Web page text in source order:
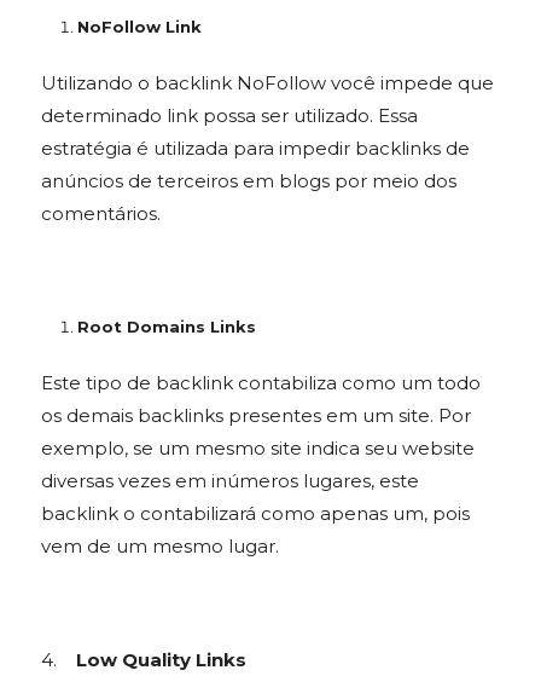
NoFollow Link
Utilizando o backlink NoFollow você impede que
determinado link possa ser utilizado. Essa
estratégia é utilizada para impedir backlinks de
anúncios de terceiros em blogs por meio dos
comentários.
Root Domains Links
Este tipo de backlink contabiliza como um todo
os demais backlinks presentes em um site. Por
exemplo, se um mesmo site indica seu website
diversas vezes em inúmeros lugares, este
backlink o contabilizará como apenas um, pois
vem de um mesmo lugar.
4. Low Quality Links